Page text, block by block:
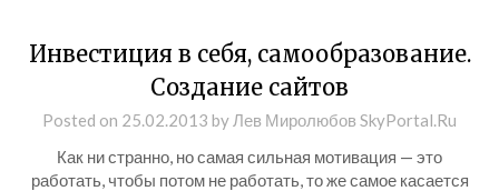
Инвестиция в себя, самообразование.
Создание сайтов
Posted on 25.02.2013 by Лев Миролюбов SkyPortal.Ru
Как ни странно, но самая сильная мотивация — это
работать, чтобы потом не работать, то же самое касается